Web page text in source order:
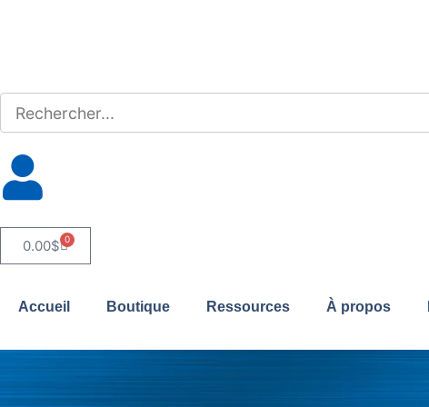
0.00$ 0
Accueil Boutique Ressources À propos